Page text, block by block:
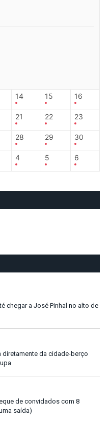
14 15 16
21 22 23
28 29 30
4 5 6
chegar a José Pinhal no alto de
diretamente da cidade-berço
de convidados com 8
saída)